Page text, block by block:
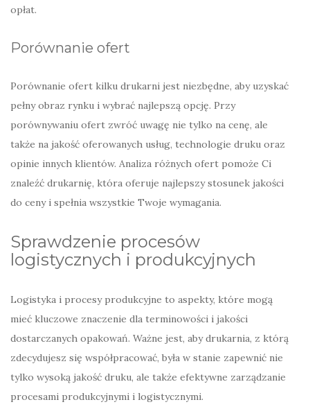
opłat.
Porównanie ofert
Porównanie ofert kilku drukarni jest niezbędne, aby uzyskać
pełny obraz rynku i wybrać najlepszą opcję. Przy
porównywaniu ofert zwróć uwagę nie tylko na cenę, ale
także na jakość oferowanych usług, technologie druku oraz
opinie innych klientów. Analiza różnych ofert pomoże Ci
znaleźć drukarnię, która oferuje najlepszy stosunek jakości
do ceny i spełnia wszystkie Twoje wymagania.
Sprawdzenie procesów
logistycznych i produkcyjnych
Logistyka i procesy produkcyjne to aspekty, które mogą
mieć kluczowe znaczenie dla terminowości i jakości
dostarczanych opakowań. Ważne jest, aby drukarnia, z którą
zdecydujesz się współpracować, była w stanie zapewnić nie
tylko wysoką jakość druku, ale także efektywne zarządzanie
procesami produkcyjnymi i logistycznymi.